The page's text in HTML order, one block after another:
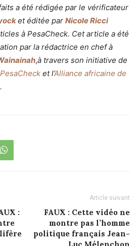
a été rédigée par le vérificateur
et éditée par Nicole Ricci
à PesaCheck. Cet article a été
par la rédactrice en chef à
,à travers son initiative de
PesaCheck et l’Alliance africaine de
.
:
Article suivant
FAUX : Cette vidéo ne
montre pas l’homme
politique français Jean-
Luc Mélenchon